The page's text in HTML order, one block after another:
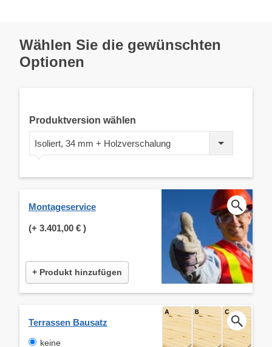
Wählen Sie die gewünschten
Optionen
Produktversion wählen
Isoliert, 34 mm + Holzverschalung
Montageservice
(+ 3.401,00 € )
+ Produkt hinzufügen
Terrassen Bausatz
keine